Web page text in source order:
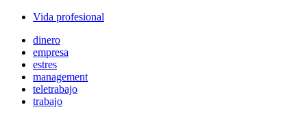
Vida profesional
dinero
empresa
estres
management
teletrabajo
trabajo